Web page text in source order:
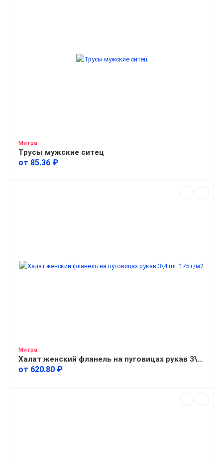
Митра
Трусы мужские ситец
от 85.36 ₽
Митра
Халат женский фланель на пуговицах рукав 3\4 пл. 175 г/м2
от 620.80 ₽